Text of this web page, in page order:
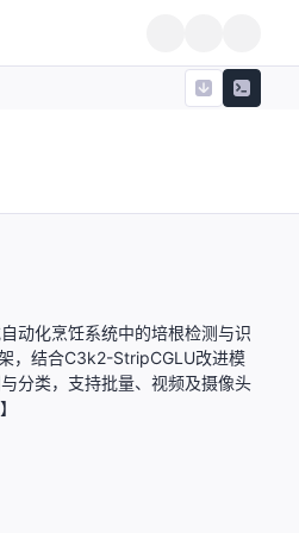
动化烹饪系统中的培根检测与识
，结合C3k2-StripCGLU改进模
分类，支持批量、视频及摄像头